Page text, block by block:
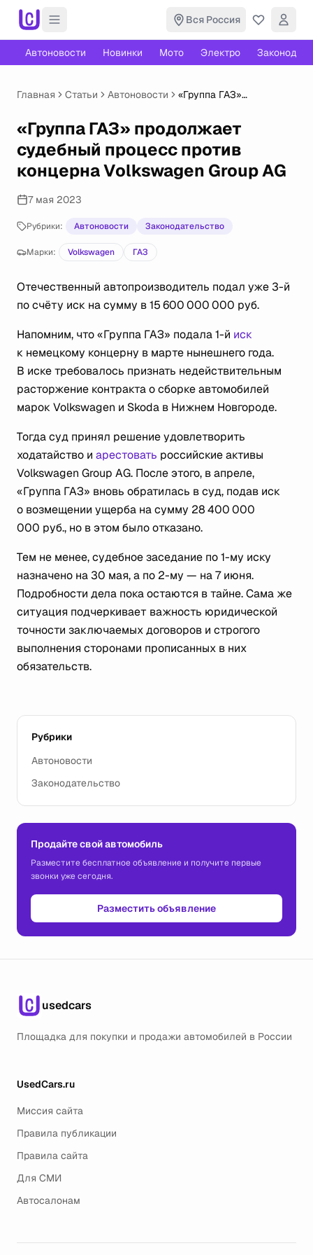
Вся Россия
Автоновости Новинки Мото Электро
Главная Статьи Автоновости
«Группа ГАЗ»
процесс против
концерна Volkswagen
Group AG
«Группа ГАЗ» продолжает
судебный процесс против
концерна Volkswagen Group AG
7 мая 2023
Рубрики: Автоновости Законодательство
Марки: Volkswagen ГАЗ
Отечественный автопроизводитель подал уже 3-й
по счёту иск на сумму в 15 600 000 000 руб.
Напомним, что «Группа ГАЗ» подала 1-й иск
к немецкому концерну в марте нынешнего года.
В иске требовалось признать недействительным
расторжение контракта о сборке автомобилей
марок Volkswagen и Skoda в Нижнем Новгороде.
Тогда суд принял решение удовлетворить
ходатайство и арестовать российские активы
Volkswagen Group AG. После этого, в апреле,
«Группа ГАЗ» вновь обратилась в суд, подав иск
о возмещении ущерба на сумму 28 400 000
000 руб., но в этом было отказано.
Тем не менее, судебное заседание по 1-му иску
назначено на 30 мая, а по 2-му — на 7 июня.
Подробности дела пока остаются в тайне. Сама же
ситуация подчеркивает важность юридической
точности заключаемых договоров и строгого
выполнения сторонами прописанных в них
обязательств.
Рубрики
Автоновости
Законодательство
Продайте свой автомобиль
Разместите бесплатное объявление и получите первые
звонки уже сегодня.
Разместить объявление
usedcars
Площадка для покупки и продажи автомобилей в России
UsedCars.ru
Миссия сайта
Правила публикации
Правила сайта
Для СМИ
Автосалонам